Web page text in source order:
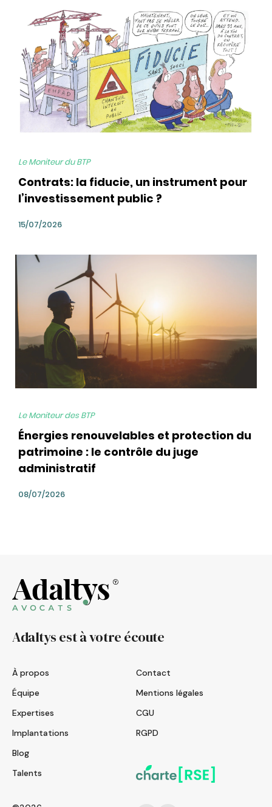
Le Moniteur du BTP
Contrats: la fiducie, un instrument pour
l’investissement public ?
15/07/2026
bg
Le Moniteur des BTP
Énergies renouvelables et protection du
patrimoine : le contrôle du juge
administratif
08/07/2026
Adaltys est à votre écoute
À propos
Équipe
Expertises
Implantations
Blog
Talents
Contact
Mentions légales
CGU
RGPD